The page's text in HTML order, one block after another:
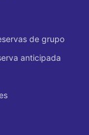
de grupo
anticipada